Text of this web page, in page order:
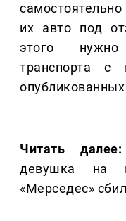
их авто под
этого нужно
транспорта с
Читать далее:
девушка на
«Мерседес»